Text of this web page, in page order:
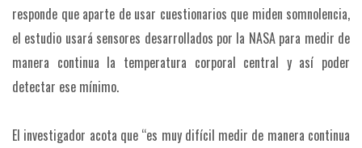
responde que aparte de usar cuestionarios que miden somnolencia,
el estudio usará sensores desarrollados por la NASA para medir de
manera continua la temperatura corporal central y así poder
detectar ese mínimo.
El investigador acota que “es muy difícil medir de manera continua